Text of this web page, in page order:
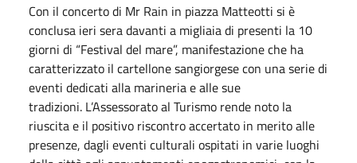
Con il concerto di Mr Rain in piazza Matteotti si è
conclusa ieri sera davanti a migliaia di presenti la 10
giorni di “Festival del mare”, manifestazione che ha
caratterizzato il cartellone sangiorgese con una serie di
eventi dedicati alla marineria e alle sue
tradizioni. L’Assessorato al Turismo rende noto la
riuscita e il positivo riscontro accertato in merito alle
presenze, dagli eventi culturali ospitati in varie luoghi